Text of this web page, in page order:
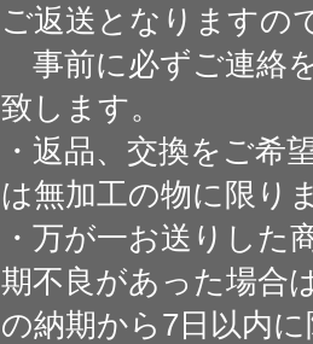
ご返送となりますの
事前に必ずご連絡
致します。
・返品、交換をご希
は無加工の物に限り
・万が一お送りした
期不良があった場合
の納期から7日以内